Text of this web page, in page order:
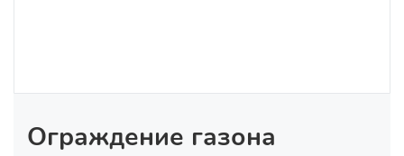
Ограждение газона